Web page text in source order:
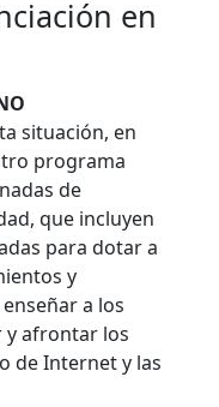
en
situación, en
programa
de
que incluyen
para dotar a
y
a los
y afrontar los
de Internet y las